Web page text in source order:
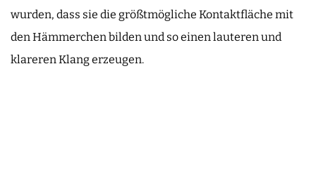
wurden, dass sie die größtmögliche Kontaktfläche mit
den Hämmerchen bilden und so einen lauteren und
klareren Klang erzeugen.